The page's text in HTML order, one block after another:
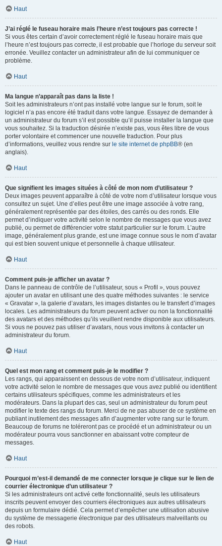
Haut
J’ai réglé le fuseau horaire mais l’heure n’est toujours pas correcte !
Si vous êtes certain d’avoir correctement réglé le fuseau horaire mais que
l’heure n’est toujours pas correcte, il est probable que l’horloge du serveur soit
erronée. Veuillez contacter un administrateur afin de lui communiquer ce
problème.
Haut
Ma langue n’apparaît pas dans la liste !
Soit les administrateurs n’ont pas installé votre langue sur le forum, soit le
logiciel n’a pas encore été traduit dans votre langue. Essayez de demander à
un administrateur du forum s’il est possible qu’il puisse installer la langue que
vous souhaitez. Si la traduction désirée n’existe pas, vous êtes libre de vous
porter volontaire et commencer une nouvelle traduction. Pour plus
d’informations, veuillez vous rendre sur le site internet de phpBB® (en
anglais).
Haut
Que signifient les images situées à côté de mon nom d’utilisateur ?
Deux images peuvent apparaître à côté de votre nom d’utilisateur lorsque vous
consultez un sujet. Une d’elles peut être une image associée à votre rang,
généralement représentée par des étoiles, des carrés ou des ronds. Elle
permet d’indiquer votre activité selon le nombre de messages que vous avez
publié, ou permet de différencier votre statut particulier sur le forum. L’autre
image, généralement plus grande, est une image connue sous le nom d’avatar
qui est bien souvent unique et personnelle à chaque utilisateur.
Haut
Comment puis-je afficher un avatar ?
Dans le panneau de contrôle de l’utilisateur, sous « Profil », vous pouvez
ajouter un avatar en utilisant une des quatre méthodes suivantes : le service
« Gravatar », la galerie d’avatars, les images distantes ou le transfert d’images
locales. Les administrateurs du forum peuvent activer ou non la fonctionnalité
des avatars et des méthodes qu’ils veuillent rendre disponible aux utilisateurs.
Si vous ne pouvez pas utiliser d’avatars, nous vous invitons à contacter un
administrateur du forum.
Haut
Quel est mon rang et comment puis-je le modifier ?
Les rangs, qui apparaissent en dessous de votre nom d’utilisateur, indiquent
votre activité selon le nombre de messages que vous avez publié ou identifient
certains utilisateurs spécifiques, comme les administrateurs et les
modérateurs. Dans la plupart des cas, seul un administrateur du forum peut
modifier le texte des rangs du forum. Merci de ne pas abuser de ce système en
publiant inutilement des messages afin d’augmenter votre rang sur le forum.
Beaucoup de forums ne toléreront pas ce procédé et un administrateur ou un
modérateur pourra vous sanctionner en abaissant votre compteur de
messages.
Haut
Pourquoi m’est-il demandé de me connecter lorsque je clique sur le lien de
courrier électronique d’un utilisateur ?
Si les administrateurs ont activé cette fonctionnalité, seuls les utilisateurs
inscrits peuvent envoyer des courriers électroniques aux autres utilisateurs
depuis un formulaire dédié. Cela permet d’empêcher une utilisation abusive
du système de messagerie électronique par des utilisateurs malveillants ou
des robots.
Haut